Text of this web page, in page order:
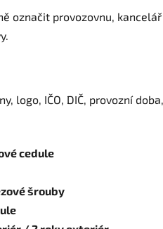
d
r
s
označit provozovnu,
logo, IČO, DIČ, provozní
cedule
šrouby